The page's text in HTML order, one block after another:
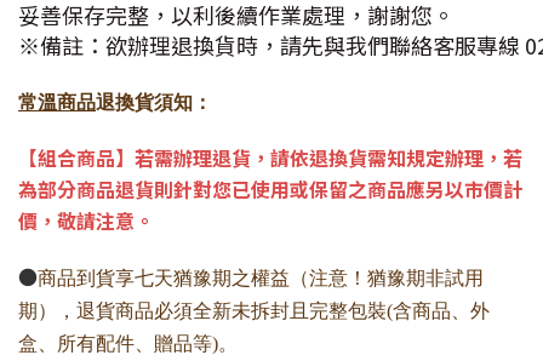
妥善保存完整，以利後續作業處理，謝謝您。
※備註：欲辦理退換貨時，請先與我們聯絡客服專線
常溫商品退換貨須知：
【組合商品】若需辦理退貨，請依退換貨需知規定辦理，若
為部分商品退貨則針對您已使用或保留之商品應另以市價計
價，敬請注意。
●商品到貨享七天猶豫期之權益（注意！猶豫期非試用
期），退貨商品必須全新未拆封且完整包裝(含商品、外
盒、所有配件、贈品等)。